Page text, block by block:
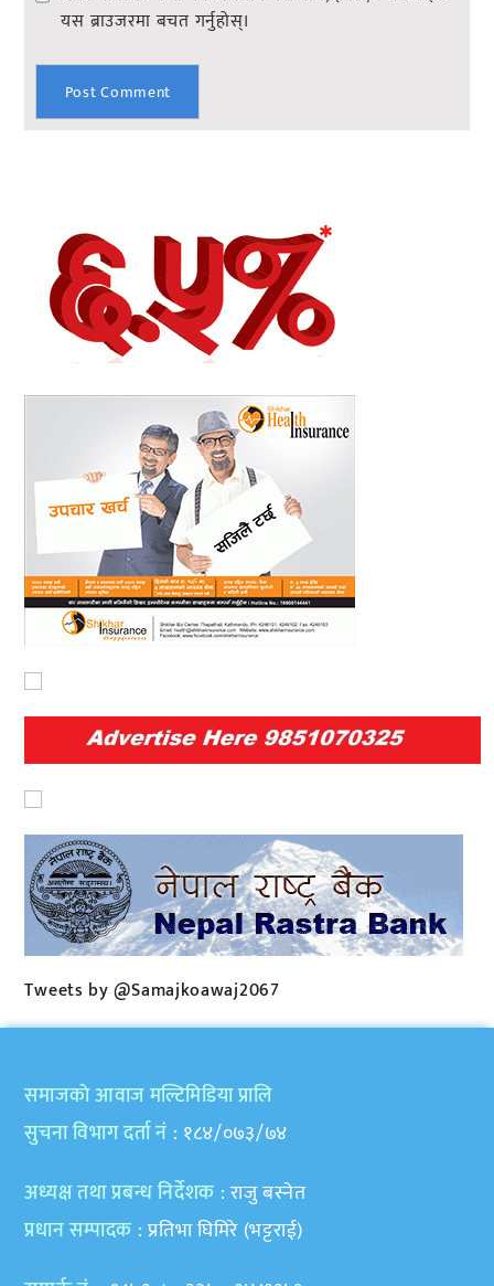
यस ब्राउजरमा बचत गर्नुहोस्।
Tweets by @Samajkoawaj2067
समाजकाे आवाज मल्टिमिडिया प्रालि
सुचना विभाग दर्ता नं : १८४/०७३/७४
अध्यक्ष तथा प्रबन्ध निर्देशक : राजु बस्नेत
प्रधान सम्पादक : प्रतिभा घिमिरे (भट्टराई)